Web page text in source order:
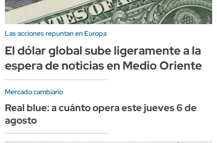
Las acciones repuntan en Europa
El dólar global sube ligeramente a la
espera de noticias en Medio Oriente
Mercado cambiario
Real blue: a cuánto opera este jueves 6 de
agosto